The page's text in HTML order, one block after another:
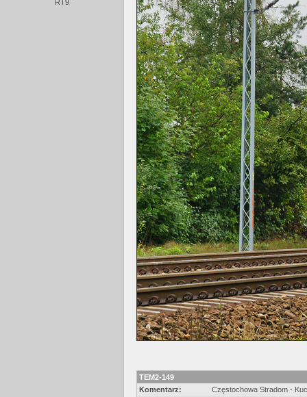
RT9
TEM2-149
Komentarz:
Częstochowa Stradom -